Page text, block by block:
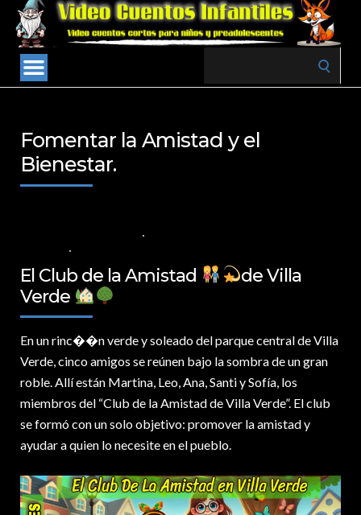
Fomentar la Amistad y el
Bienestar.
El Club de la Amistad
de Villa
Verde
En un rinc��n verde y soleado del parque central de Villa
Verde, cinco amigos se reúnen bajo la sombra de un gran
roble. Allí están Martina, Leo, Ana, Santi y Sofía, los
miembros del “Club de la Amistad de Villa Verde”. El club
se formó con un solo objetivo: promover la amistad y
ayudar a quien lo necesite en el pueblo.